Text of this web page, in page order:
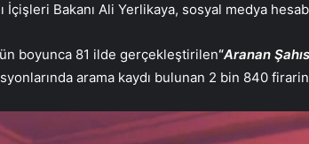
İçişleri Bakanı Ali Yerlikaya, sosyal medya
boyunca 81 ilde gerçekleştirilen“Aranan
arama kaydı bulunan 2 bin 840